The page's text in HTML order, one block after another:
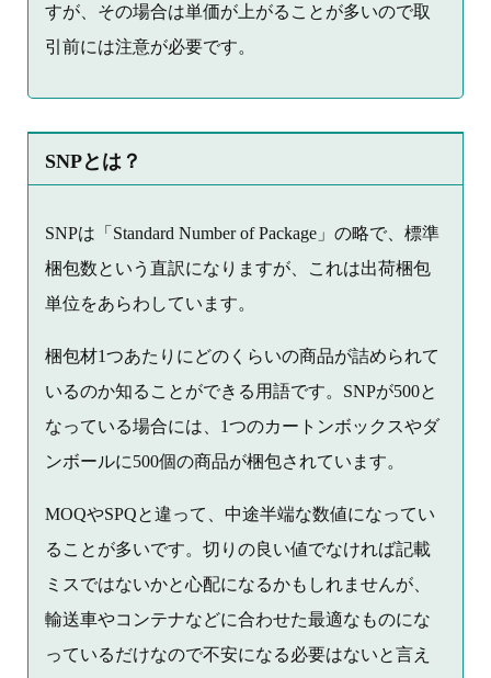
すが、その場合は単価が上がることが多いので取
引前には注意が必要です。
SNPとは？
SNPは「Standard Number of Package」の略で、標準
梱包数という直訳になりますが、これは出荷梱包
単位をあらわしています。
梱包材1つあたりにどのくらいの商品が詰められて
いるのか知ることができる用語です。SNPが500と
なっている場合には、1つのカートンボックスやダ
ンボールに500個の商品が梱包されています。
MOQやSPQと違って、中途半端な数値になってい
ることが多いです。切りの良い値でなければ記載
ミスではないかと心配になるかもしれませんが、
輸送車やコンテナなどに合わせた最適なものにな
っているだけなので不安になる必要はないと言え